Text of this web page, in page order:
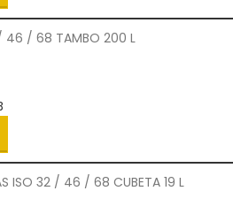
/ 46 / 68 TAMBO 200 L
ISO 32 / 46 / 68 CUBETA 19 L